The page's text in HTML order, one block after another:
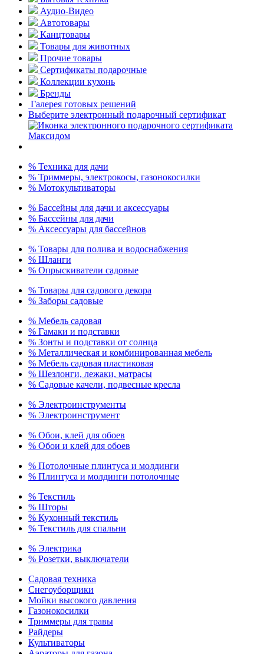
Аудио-Видео
Автотовары
Канцтовары
Товары для животных
Прочие товары
Сертификаты подарочные
Коллекции кухонь
Бренды
Галерея готовых решений
Выберите электронный подарочный сертификат
% Техника для дачи
% Триммеры, электрокосы, газонокосилки
% Мотокультиваторы
% Бассейны для дачи и аксессуары
% Бассейны для дачи
% Аксессуары для бассейнов
% Товары для полива и водоснабжения
% Шланги
% Опрыскиватели садовые
% Товары для садового декора
% Заборы садовые
% Мебель садовая
% Гамаки и подставки
% Зонты и подставки от солнца
% Металлическая и комбинированная мебель
% Мебель садовая пластиковая
% Шезлонги, лежаки, матрасы
% Садовые качели, подвесные кресла
% Электроинструменты
% Электроинструмент
% Обои, клей для обоев
% Обои и клей для обоев
% Потолочные плинтуса и молдинги
% Плинтуса и молдинги потолочные
% Текстиль
% Шторы
% Кухонный текстиль
% Текстиль для спальни
% Электрика
% Розетки, выключатели
Садовая техника
Снегоуборщики
Мойки высокого давления
Газонокосилки
Триммеры для травы
Райдеры
Культиваторы